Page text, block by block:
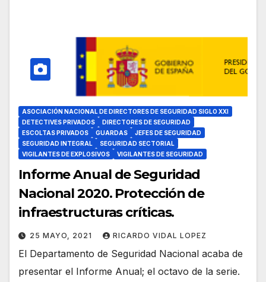
ASOCIACIÓN NACIONAL DE DIRECTORES DE SEGURIDAD SIGLO XXI
DETECTIVES PRIVADOS
DIRECTORES DE SEGURIDAD
ESCOLTAS PRIVADOS
GUARDAS
JEFES DE SEGURIDAD
SEGURIDAD INTEGRAL
SEGURIDAD SECTORIAL
VIGILANTES DE EXPLOSIVOS
VIGILANTES DE SEGURIDAD
Informe Anual de Seguridad
Nacional 2020. Protección de
infraestructuras críticas.
25 MAYO, 2021 RICARDO VIDAL LOPEZ
El Departamento de Seguridad Nacional acaba de
presentar el Informe Anual; el octavo de la serie.